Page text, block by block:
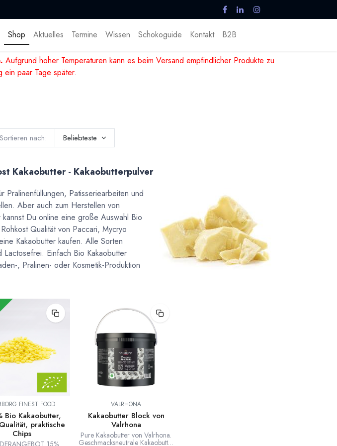
Shop Aktuelles Termine Wissen Schokoguide Kontakt B2B
Aufgrund hoher Temperaturen kann es beim Versand empfindlicher Produkte zu
paar Tage später.
Sortieren nach: Beliebteste
Kakaobutter - Kakaobutterpulver
Pralinenfüllungen, Patisseriearbeiten und
Aber auch zum Herstellen von
Du online eine große Auswahl Bio
Qualität von Paccari, Mycryo
Kakaobutter kaufen. Alle Sorten
Einfach Bio Kakaobutter
, Pralinen- oder Kosmetik-Produktion
FINEST FOOD
Bio Kakaobutter,
praktische
Chips
VALRHONA
Kakaobutter Block von
Valrhona
Pure Kakaobutter von Valrhona.
Geschmacksneutrale Kakaobutter